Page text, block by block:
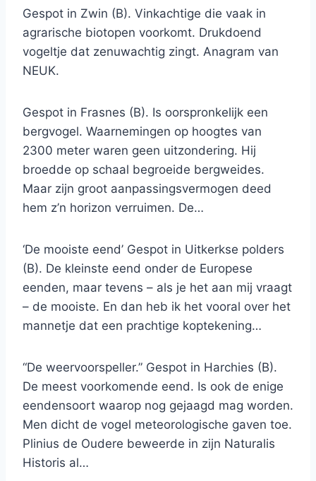
Gespot in Zwin (B). Vinkachtige die vaak in
agrarische biotopen voorkomt. Drukdoend
vogeltje dat zenuwachtig zingt. Anagram van
NEUK.
Gespot in Frasnes (B). Is oorspronkelijk een
bergvogel. Waarnemingen op hoogtes van
2300 meter waren geen uitzondering. Hij
broedde op schaal begroeide bergweides.
Maar zijn groot aanpassingsvermogen deed
hem z’n horizon verruimen. De…
‘De mooiste eend’ Gespot in Uitkerkse polders
(B). De kleinste eend onder de Europese
eenden, maar tevens – als je het aan mij vraagt
– de mooiste. En dan heb ik het vooral over het
mannetje dat een prachtige koptekening…
“De weervoorspeller.” Gespot in Harchies (B).
De meest voorkomende eend. Is ook de enige
eendensoort waarop nog gejaagd mag worden.
Men dicht de vogel meteorologische gaven toe.
Plinius de Oudere beweerde in zijn Naturalis
Historis al…